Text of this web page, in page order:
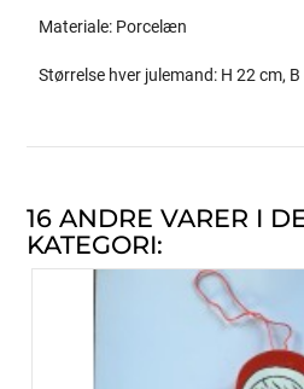
Materiale: Porcelæn
Størrelse hver julemand: H 22 cm,
16 ANDRE VARER I
KATEGORI: